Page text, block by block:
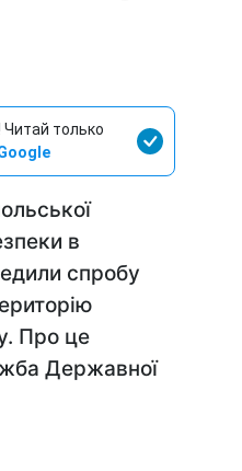
только
в
спробу
Про це
Державної